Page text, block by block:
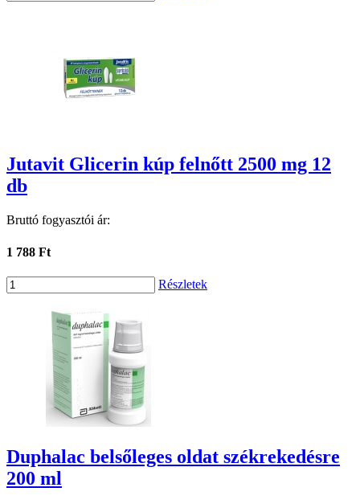
Jutavit Glicerin kúp felnőtt 2500 mg 12
db
Bruttó fogyasztói ár:
1 788 Ft
Részletek
Duphalac belsőleges oldat székrekedésre
200 ml